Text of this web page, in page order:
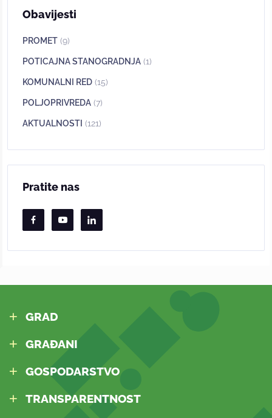
Obavijesti
PROMET (9)
POTICAJNA STANOGRADNJA (1)
KOMUNALNI RED (15)
POLJOPRIVREDA (7)
AKTUALNOSTI (121)
Pratite nas
GRAD
GRAĐANI
GOSPODARSTVO
TRANSPARENTNOST